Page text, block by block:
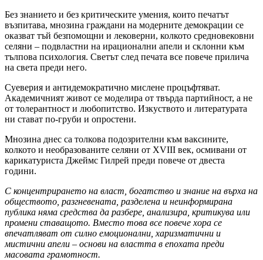
Без знанието и без критическите умения, които печатът
възпитава, мнозина граждани на модерните демокрации се
оказват тъй безпомощни и лековерни, колкото средновековни
селяни – подвластни на ирационални апели и склонни към
тълпова психология. Светът след печата все повече прилича
на света преди него.
Суеверия и антидемократично мислене процъфтяват.
Академичният живот се моделира от твърда партийност, а не
от толерантност и любопитство. Изкуството и литературата
ни стават по-груби и опростени.
Мнозина днес са толкова подозрителни към ваксините,
колкото и необразованите селяни от XVIII век, осмивани от
карикатуриста Джеймс Гилрей преди повече от двеста
години.
С концентрирането на власт, богатство и знание на върха на
обществото, разгневената, разделена и неинформирана
публика няма средства да разбере, анализира, критикува или
промени ставащото. Вместо това все повече хора се
впечатляват от силно емоционални, харизматични и
мистични апели – основи на властта в епохата преди
масовата грамотност.